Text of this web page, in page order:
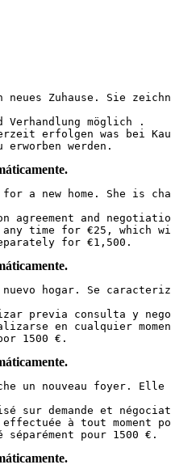
Zuhause. Sie
Verhandlung möglich .
erfolgen was bei
erworben werden.
a new home. She is
agreement and
time for €25, which
for €1,500.
nuevo hogar. Se
previa consulta y
en cualquier
1500 €.
un nouveau foyer.
sur demande et
effectuée à tout
pour 1500 €.